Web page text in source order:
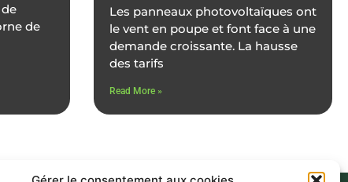
de
Les panneaux photovoltaïques ont
le vent en poupe et font face à une
demande croissante. La hausse
des tarifs
Read More »